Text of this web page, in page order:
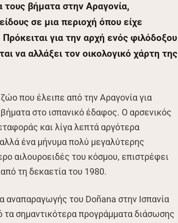
τους βήματα στην Αραγονία,
σε μια περιοχή όπου είχε
για την αρχή ενός φιλόδοξου
να αλλάξει τον οικολογικό χάρτη της
που έλειπε από την Αραγονία για
στο ισπανικό έδαφος. Ο αρσενικός
και λίγα λεπτά αργότερα
ένα μήνυμα πολύ μεγαλύτερης
αιλουροειδές του κόσμου, επιστρέφει
τη δεκαετία του 1980.
αναπαραγωγής του Doñana στην Ισπανία
σημαντικότερα προγράμματα διάσωσης